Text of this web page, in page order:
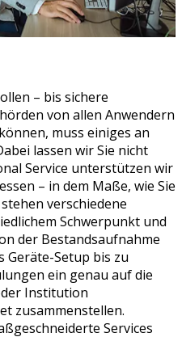
– bis sichere
von allen Anwendern
muss einiges an
lassen wir Sie nicht
Service unterstützen wir
– in dem Maße, wie Sie
verschiedene
Schwerpunkt und
der Bestandsaufnahme
Setup bis zu
ein genau auf die
Institution
zusammenstellen.
Services